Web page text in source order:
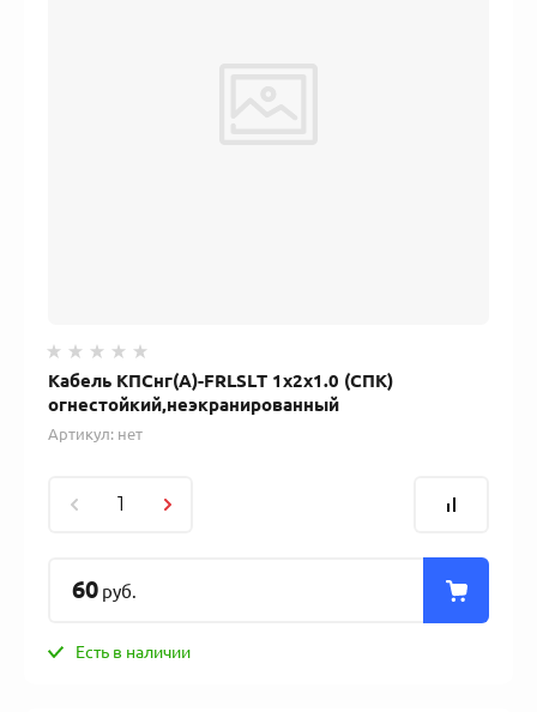
Кабель КПСнг(А)-FRLSLT 1x2x1.0 (СПК)
огнестойкий,неэкранированный
Артикул: нет
60 руб.
Есть в наличии